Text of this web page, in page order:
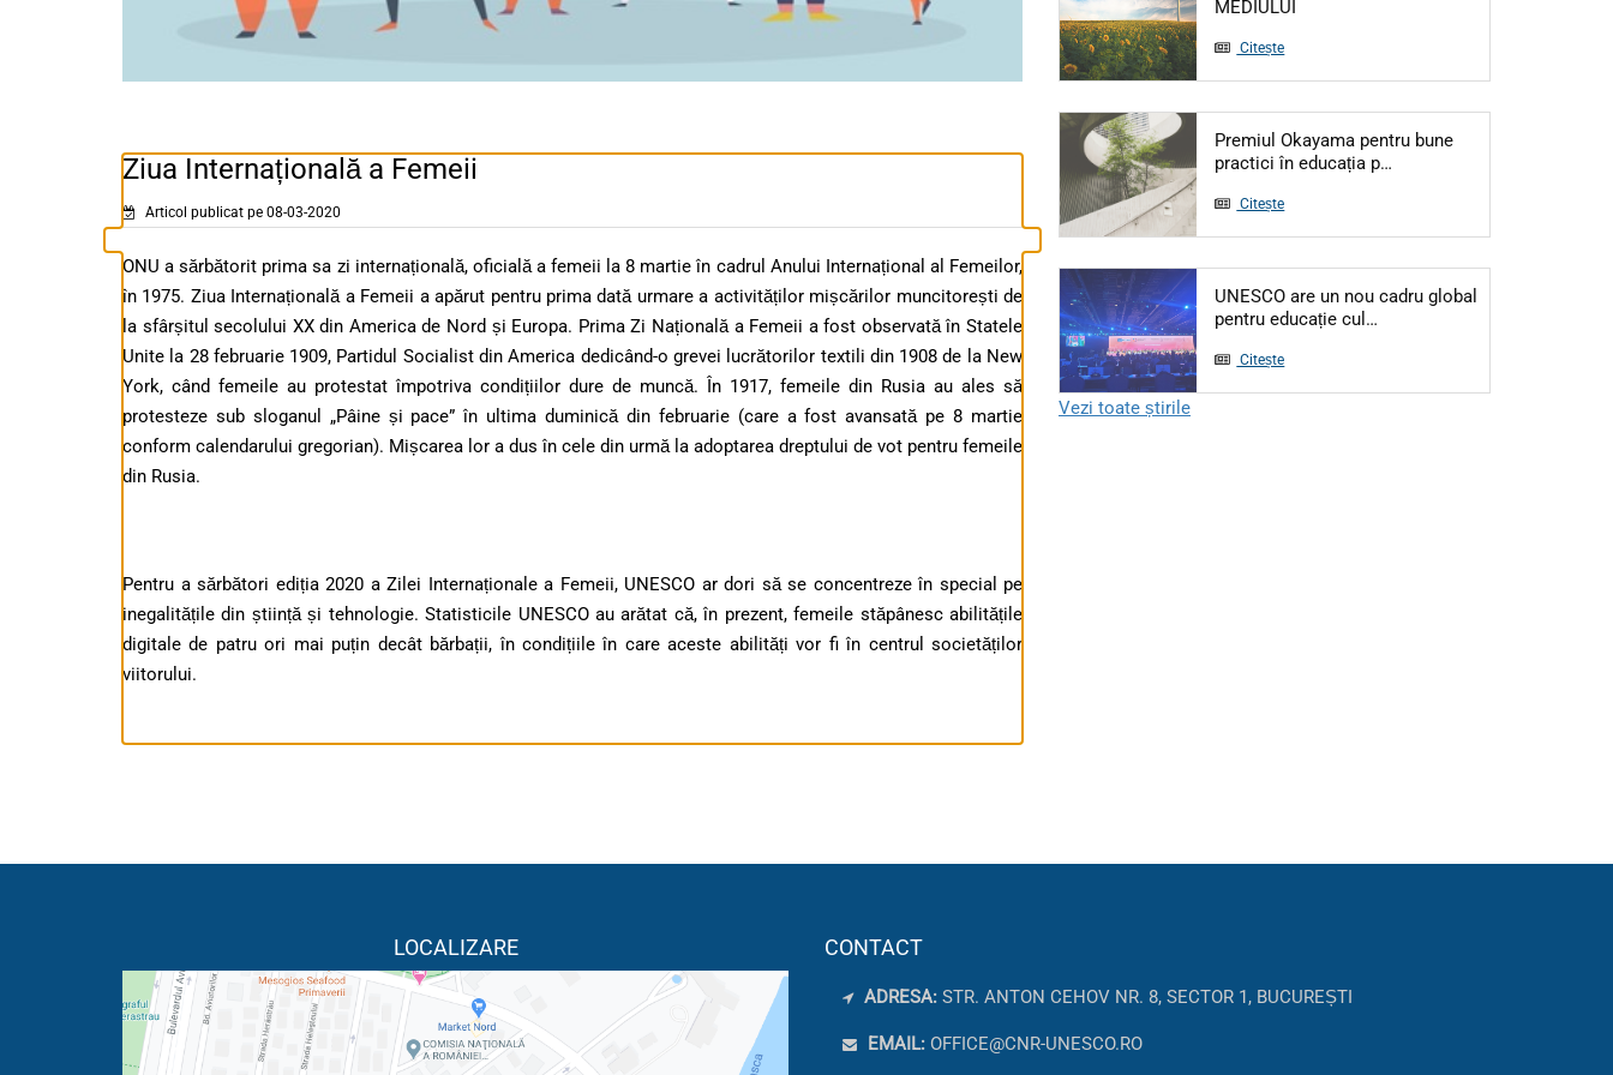
Ziua Internațională a Femeii
Articol publicat pe 08-03-2020
ONU a sărbătorit prima sa zi internațională, oficială a femeii la 8 martie în cadrul Anului Internațional al Femeilor,
în 1975. Ziua Internațională a Femeii a apărut pentru prima dată urmare a activităților mișcărilor muncitorești de
la sfârșitul secolului XX din America de Nord și Europa. Prima Zi Națională a Femeii a fost observată în Statele
Unite la 28 februarie 1909, Partidul Socialist din America dedicând-o grevei lucrătorilor textili din 1908 de la New
York, când femeile au protestat împotriva condițiilor dure de muncă. În 1917, femeile din Rusia au ales să
protesteze sub sloganul „Pâine și pace” în ultima duminică din februarie (care a fost avansată pe 8 martie
conform calendarului gregorian). Mișcarea lor a dus în cele din urmă la adoptarea dreptului de vot pentru femeile
din Rusia.
Pentru a sărbători ediția 2020 a Zilei Internaționale a Femeii, UNESCO ar dori să se concentreze în special pe
inegalitățile din știință și tehnologie. Statisticile UNESCO au arătat că, în prezent, femeile stăpânesc abilitățile
digitale de patru ori mai puțin decât bărbații, în condițiile în care aceste abilități vor fi în centrul societăților
viitorului.
MEDIULUI
Citește
Premiul Okayama pentru bune
practici în educația p…
Citește
UNESCO are un nou cadru global
pentru educație cul…
Citește
Vezi toate știrile
LOCALIZARE CONTACT
ADRESA: STR. ANTON CEHOV NR. 8, SECTOR 1, BUCUREȘTI
EMAIL: OFFICE@CNR-UNESCO.RO